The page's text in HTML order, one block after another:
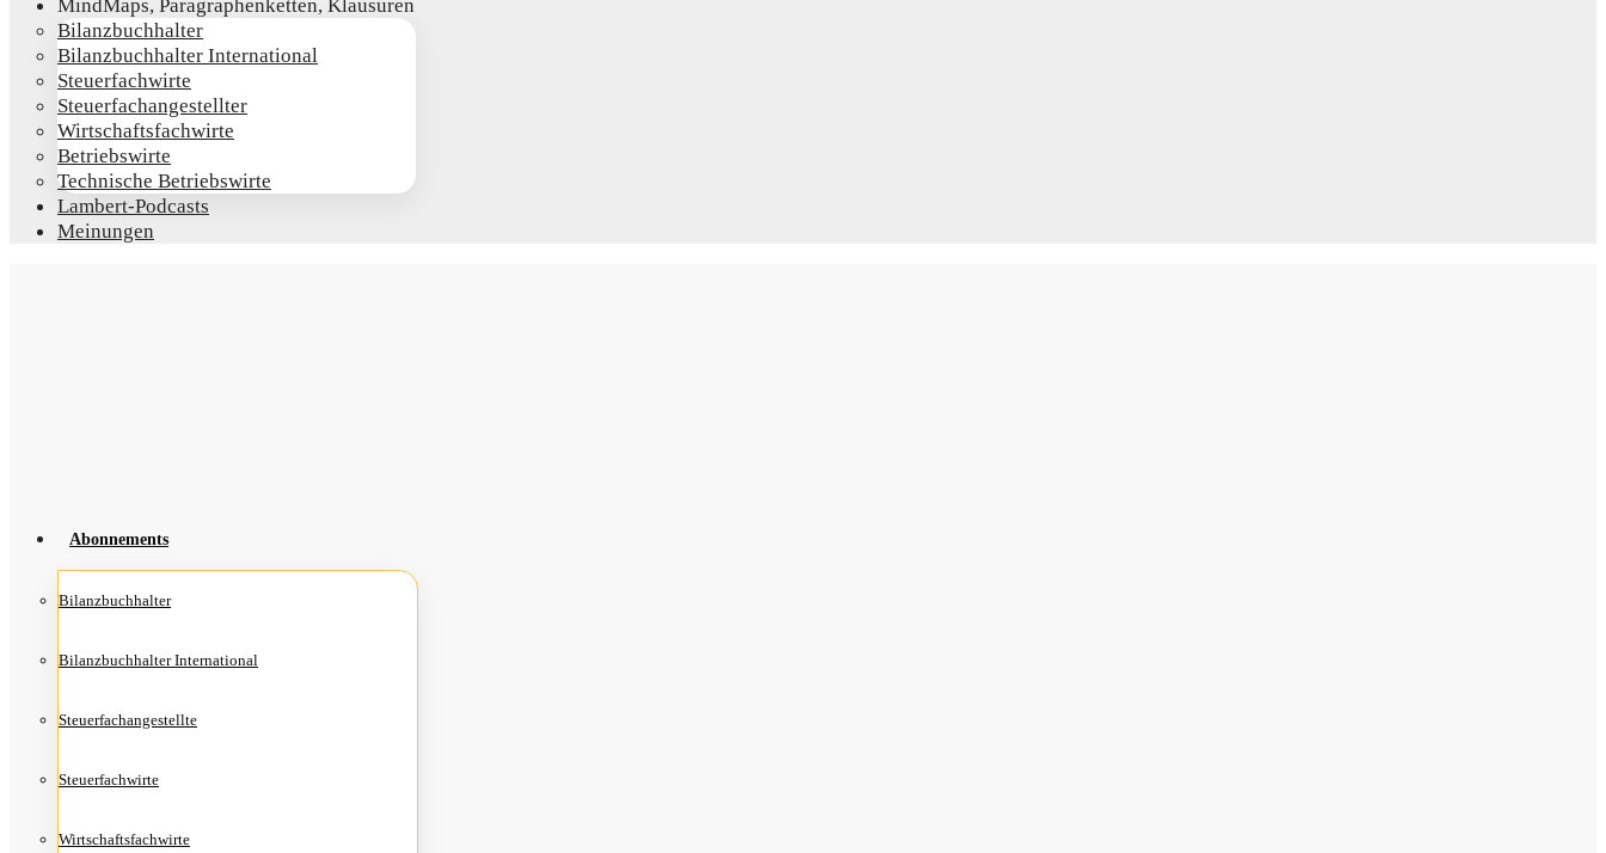
Mind­Maps, Para­gra­phen­ket­ten, Klausuren
Bilanz­buch­hal­ter
Bilanz­buch­hal­ter International
Steu­er­fach­wir­te
Steu­er­fach­an­ge­stell­ter
Wirt­schafts­fach­wir­te
Betriebs­wir­te
Tech­ni­sche Betriebswirte
Lam­­bert-Pod­­casts
Mei­nun­gen
Abon­ne­ments
Bilanz­buch­hal­ter
Bilanz­buch­hal­ter International
Steu­er­fach­an­ge­stell­te
Steu­er­fach­wir­te
Wirt­schafts­fach­wir­te